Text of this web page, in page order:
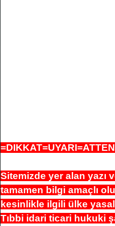
Sitemizde yer alan yazı
tamamen bilgi amaçlı
kesinlikle ilgili ülke
Tıbbi idari ticari hukuki